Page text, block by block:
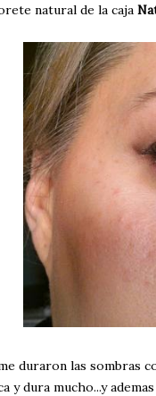
natural de la caja
duraron las sombras
y dura mucho...y